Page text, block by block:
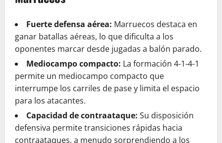
Fuerte defensa aérea: Marruecos destaca en
ganar batallas aéreas, lo que dificulta a los
oponentes marcar desde jugadas a balón parado.
Mediocampo compacto: La formación 4-1-4-1
permite un mediocampo compacto que
interrumpe los carriles de pase y limita el espacio
para los atacantes.
Capacidad de contraataque: Su disposición
defensiva permite transiciones rápidas hacia
contraataques, a menudo sorprendiendo a los